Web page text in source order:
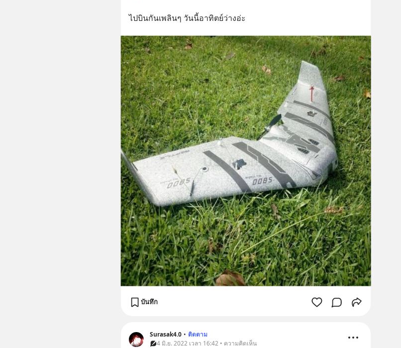
ไปบินกันเพลินๆ วันนี้อาทิตย์ว่างอ่ะ
บันทึก
Surasak4.0 • ติดตาม
4 มิ.ย. 2022 เวลา 16:42 • ความคิดเห็น